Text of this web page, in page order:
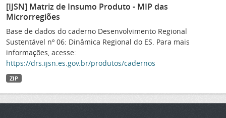
[IJSN] Matriz de Insumo Produto - MIP das
Microrregiões
Base de dados do caderno Desenvolvimento Regional
Sustentável nº 06: Dinâmica Regional do ES. Para mais
informações, acesse:
https://drs.ijsn.es.gov.br/produtos/cadernos
ZIP